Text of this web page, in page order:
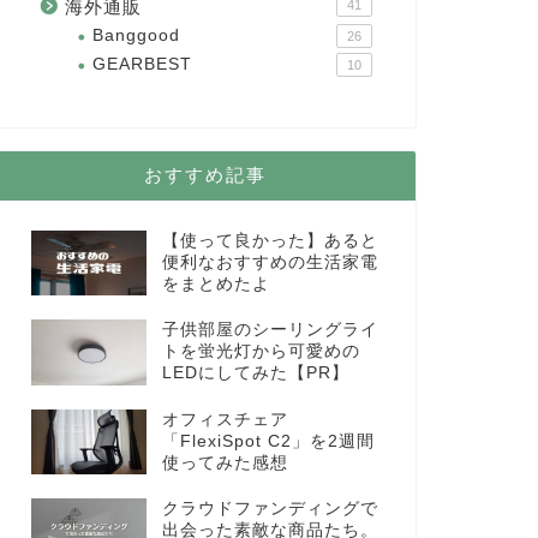
海外通販 41
Banggood 26
GEARBEST 10
おすすめ記事
【使って良かった】あると
便利なおすすめの生活家電
をまとめたよ
子供部屋のシーリングライ
トを蛍光灯から可愛めの
LEDにしてみた【PR】
オフィスチェア
「FlexiSpot C2」を2週間
使ってみた感想
クラウドファンディングで
出会った素敵な商品たち。